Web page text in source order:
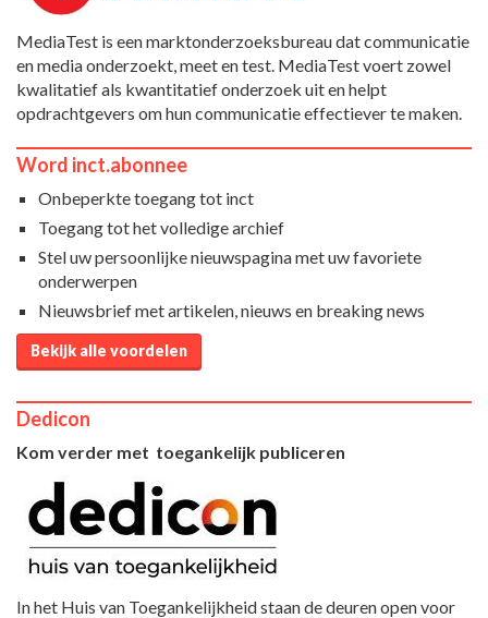
MediaTest is een marktonderzoeksbureau dat communicatie
en media onderzoekt, meet en test. MediaTest voert zowel
kwalitatief als kwantitatief onderzoek uit en helpt
opdrachtgevers om hun communicatie effectiever te maken.
Word inct.abonnee
Onbeperkte toegang tot inct
Toegang tot het volledige archief
Stel uw persoonlijke nieuwspagina met uw favoriete
onderwerpen
Nieuwsbrief met artikelen, nieuws en breaking news
Bekijk alle voordelen
Dedicon
Kom verder met toegankelijk publiceren
In het Huis van Toegankelijkheid staan de deuren open voor